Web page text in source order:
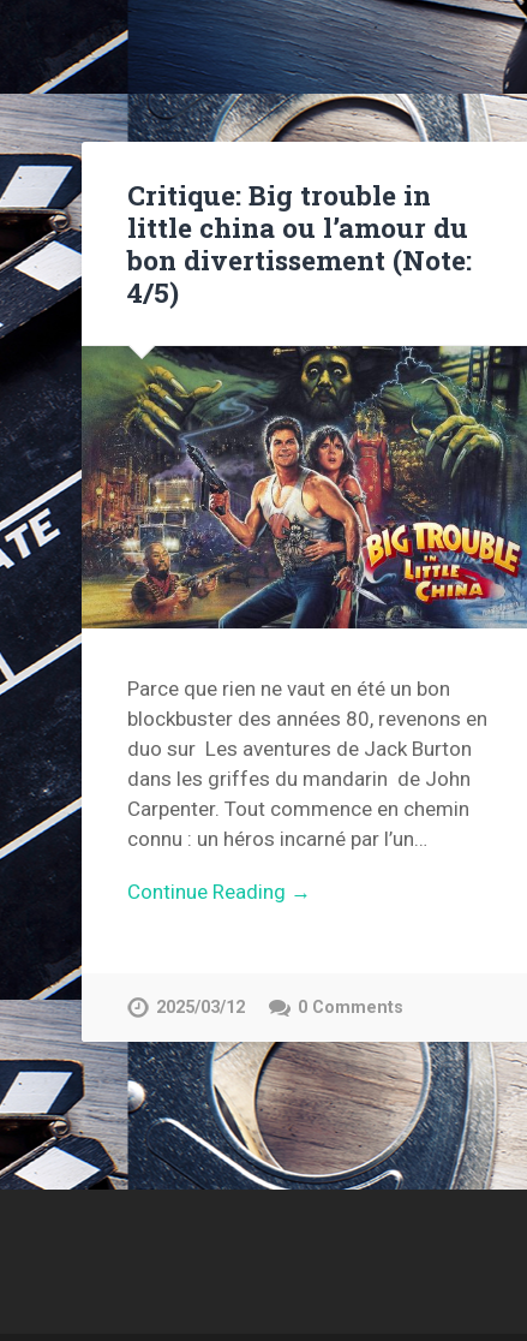
Critique: Big trouble in
little china ou l’amour du
bon divertissement (Note:
4/5)
Parce que rien ne vaut en été un bon
blockbuster des années 80, revenons en
duo sur Les aventures de Jack Burton
dans les griffes du mandarin de John
Carpenter. Tout commence en chemin
connu : un héros incarné par l’un…
Continue Reading →
2025/03/12 0 Comments